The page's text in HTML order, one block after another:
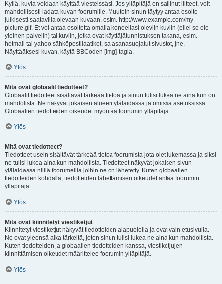
Kyllä, kuvia voidaan käyttää viesteissäsi. Jos ylläpitäjä on sallinut liitteet, voit
mahdollisesti ladata kuvan foorumille. Muutoin sinun täytyy antaa osoite
julkisesti saatavilla olevaan kuvaan, esim. http://www.example.com/my-
picture.gif. Et voi antaa osoitetta omalla koneellasi oleviin kuviin (ellei se ole
yleinen palvelin) tai kuviin, jotka ovat käyttäjätunnistuksen takana, esim.
hotmail tai yahoo sähköpostilaatikot, salasanasuojatut sivustot, jne.
Näyttääksesi kuvan, käytä BBCoden [img]-tagia.
Ylös
Mitä ovat globaalit tiedotteet?
Globaalit tiedotteet sisältävät tärkeää tietoa ja sinun tulisi lukea ne aina kun on
mahdolista. Ne näkyvät jokaisen alueen ylälaidassa ja omissa asetuksissa.
Globaalien tiedotteiden oikeudet myöntää foorumin ylläpitäjä.
Ylös
Mitä ovat tiedotteet?
Tiedotteet usein sisältävät tärkeää tietoa foorumista jota olet lukemassa ja siksi
ne tulisi lukea aina kun mahdollista. Tiedotteet näkyvät jokaisen sivun
ylälaidassa niillä foorumeilla joihin ne on lähetetty. Kuten globaalien
tiedotteiden kohdalla, tiedotteiden lähettämisen oikeudet antaa foorumin
ylläpitäjä.
Ylös
Mitä ovat kiinnitetyt viestiketjut
Kiinnitetyt viestiketjut näkyvät tiedotteiden alapuolella ja ovat vain etusivulla.
Ne ovat yleensä aika tärkeitä, joten sinun tulisi lukea ne aina kun mahdollista.
Kuten tiedotteiden ja globaalien tiedotteiden kanssa, viestiketjujen
kiinnittämisen oikeudet määrittelee foorumin ylläpitäjä.
Ylös